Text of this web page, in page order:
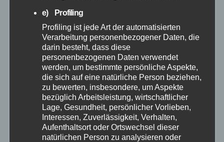
August 2025
Juli 2025
Juni 2025
Mai 2025
April 2025
e) Profiling
Profiling ist jede Art der automatisierten
Verarbeitung personenbezogener Daten, die
darin besteht, dass diese
personenbezogenen Daten verwendet
werden, um bestimmte persönliche Aspekte,
die sich auf eine natürliche Person beziehen,
zu bewerten, insbesondere, um Aspekte
bezüglich Arbeitsleistung, wirtschaftlicher
Lage, Gesundheit, persönlicher Vorlieben,
Interessen, Zuverlässigkeit, Verhalten,
Aufenthaltsort oder Ortswechsel dieser
natürlichen Person zu analysieren oder